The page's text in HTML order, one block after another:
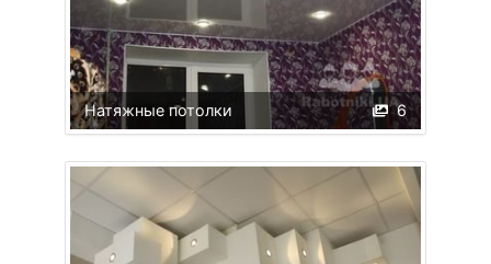
6
Натяжные потолки